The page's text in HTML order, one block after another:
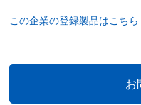
この企業の登録製品はこちら